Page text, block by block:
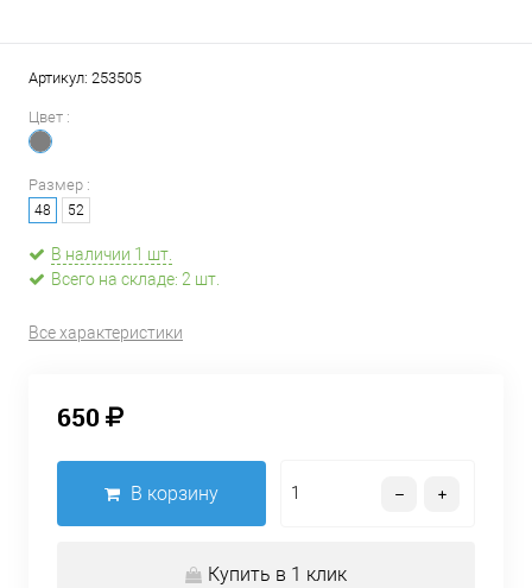
Артикул: 253505
Цвет :
Размер :
48 52
В наличии 1 шт.
Всего на складе: 2 шт.
Все характеристики
650
В корзину
Купить в 1 клик